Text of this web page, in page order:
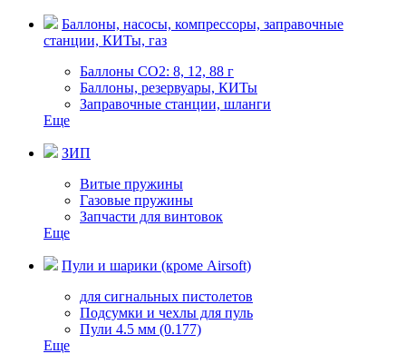
Баллоны, насосы, компрессоры, заправочные
станции, КИТы, газ
Баллоны СО2: 8, 12, 88 г
Баллоны, резервуары, КИТы
Заправочные станции, шланги
Еще
ЗИП
Витые пружины
Газовые пружины
Запчасти для винтовок
Еще
Пули и шарики (кроме Airsoft)
для сигнальных пистолетов
Подсумки и чехлы для пуль
Пули 4.5 мм (0.177)
Еще